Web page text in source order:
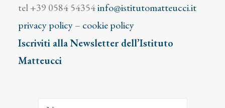
tel +39 0584 54354info@istitutomatteucci.it
privacy policy– cookie policy
Iscriviti alla Newsletter dell’Istituto
Matteucci